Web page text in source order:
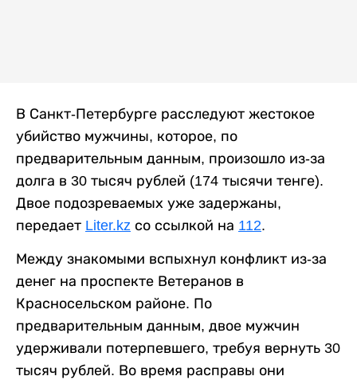
В Санкт-Петербурге расследуют жестокое
убийство мужчины, которое, по
предварительным данным, произошло из-за
долга в 30 тысяч рублей (174 тысячи тенге).
Двое подозреваемых уже задержаны,
передает Liter.kz со ссылкой на 112.
Между знакомыми вспыхнул конфликт из-за
денег на проспекте Ветеранов в
Красносельском районе. По
предварительным данным, двое мужчин
удерживали потерпевшего, требуя вернуть 30
тысяч рублей. Во время расправы они